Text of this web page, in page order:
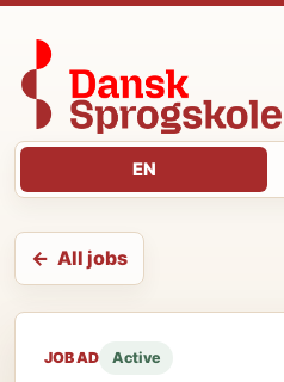
EN
All jobs
JOB AD Active